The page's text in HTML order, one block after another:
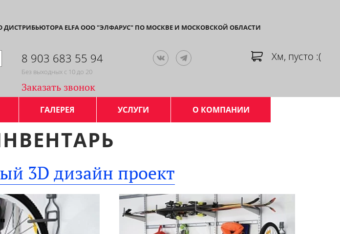
ELFA ООО "ЭЛФАРУС" ПО МОСКВЕ И МОСКОВСКОЙ ОБЛАСТИ
8 903 683 55 94
Без выходных с 10 до 20
Заказать звонок
Хм, пусто :(
ГАЛЕРЕЯ УСЛУГИ О КОМПАНИИ
3D дизайн проект